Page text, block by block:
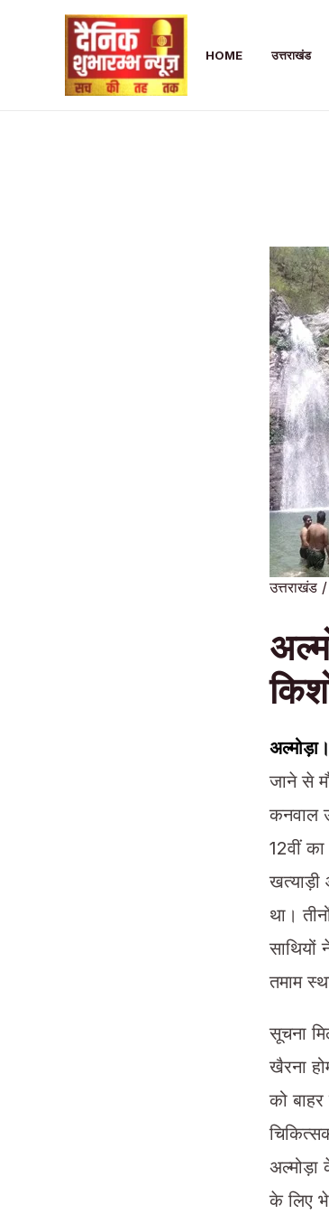
HOME उत्तराखंड
उत्तराखंड/
अल्मोड़ा।
जाने से
कनवाल
12वीं
खत्याड़ी
था।
तमाम
सूचना
खैरना
को
अल्मोड़ा
के लिए